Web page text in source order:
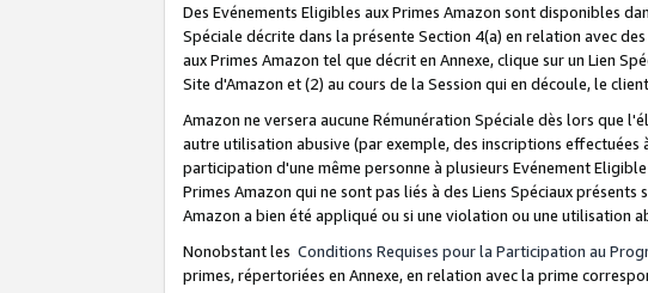
Des Evénements Eligibles aux Primes Amazon sont disponibles
Spéciale décrite dans la présente Section 4(a) en relation avec des
aux Primes Amazon tel que décrit en Annexe, clique sur un Lien
Site d'Amazon et (2) au cours de la Session qui en découle, le
Amazon ne versera aucune Rémunération Spéciale dès lors que
autre utilisation abusive (par exemple, des inscriptions
participation d'une même personne à plusieurs Evénement
Primes Amazon qui ne sont pas liés à des Liens Spéciaux
Amazon a bien été appliqué ou si une violation ou une utilisation
Nonobstant les Conditions Requises pour la Participation au
primes, répertoriées en Annexe, en relation avec la prime